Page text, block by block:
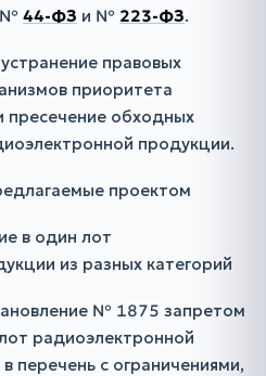
№ 44-ФЗ и № 223-ФЗ.
правовых
приоритета
пресечение обходных
продукции.
проектом
в один лот
из разных категорий
№ 1875 запретом
радиоэлектронной
перечень с ограничениями,